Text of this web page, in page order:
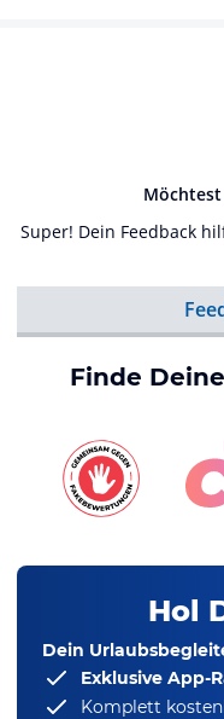
Möchtest
Super! Dein Feedback
Finde
Hol
Dein
Exklusive App-
Komplett